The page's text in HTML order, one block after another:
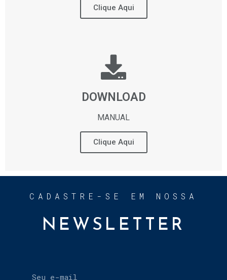
Clique Aqui
DOWNLOAD
MANUAL
Clique Aqui
CADASTRE-SE EM NOSSA
NEWSLETTER